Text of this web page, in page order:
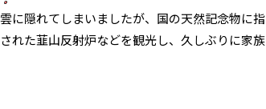
に隠れてしまいましたが、国の天然記念物に指
れた韮山反射炉などを観光し、久しぶりに家族